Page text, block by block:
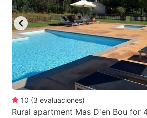
10 (3 evaluaciones)
Rural apartment Mas D'en Bou for